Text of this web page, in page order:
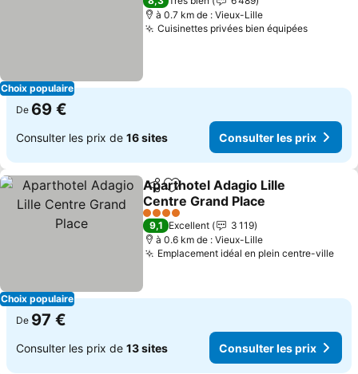
Choix populaire
à 0.7 km de : Vieux-Lille
Cuisinettes privées bien équipées
De 69 €
Consulter les prix de 16 sites Consulter les prix
Choix populaire
PartagerAjouter à mes favoris
Aparthotel Adagio Lille
Centre Grand Place
Consulter les prix
4 Étoiles
9,1 Excellent
3 119
à 0.6 km de : Vieux-Lille
Emplacement idéal en plein centre-ville
De 97 €
Consulter les prix de 13 sites Consulter les prix